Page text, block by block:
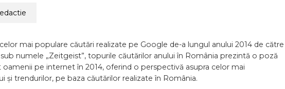
mai populare căutări realizate pe Google de-a lungul anului 2014 de către
numele „Zeitgeist”, topurile căutărilor anului în România prezintă o poză
pe internet în 2014, oferind o perspectivă asupra celor mai
trendurilor, pe baza căutărilor realizate în România.